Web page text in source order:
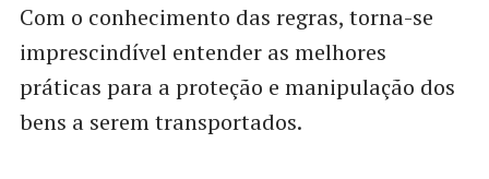
Com o conhecimento das regras, torna-se
imprescindível entender as melhores
práticas para a proteção e manipulação dos
bens a serem transportados.